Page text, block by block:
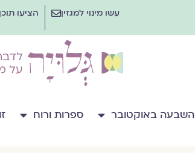
עשו מינוי למגזין הציעו
השבעה באוקטובר ספרות ורוח